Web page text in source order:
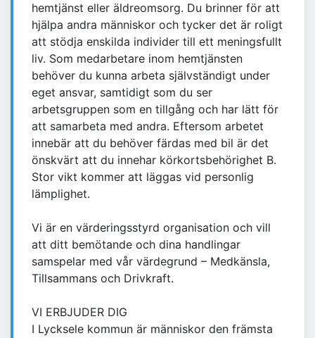
hemtjänst eller äldreomsorg. Du brinner för att
hjälpa andra människor och tycker det är roligt
att stödja enskilda individer till ett meningsfullt
liv. Som medarbetare inom hemtjänsten
behöver du kunna arbeta självständigt under
eget ansvar, samtidigt som du ser
arbetsgruppen som en tillgång och har lätt för
att samarbeta med andra. Eftersom arbetet
innebär att du behöver färdas med bil är det
önskvärt att du innehar körkortsbehörighet B.
Stor vikt kommer att läggas vid personlig
lämplighet.
Vi är en värderingsstyrd organisation och vill
att ditt bemötande och dina handlingar
samspelar med vår värdegrund – Medkänsla,
Tillsammans och Drivkraft.
VI ERBJUDER DIG
I Lycksele kommun är människor den främsta